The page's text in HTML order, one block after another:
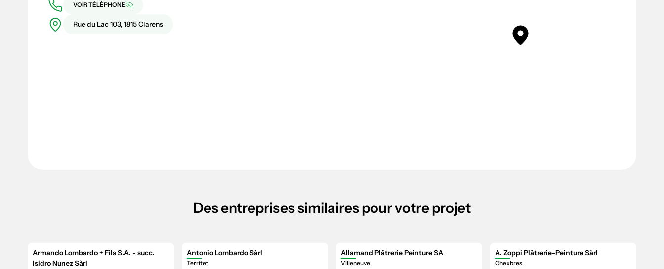
VOIR TÉLÉPHONE
Rue du Lac 103, 1815 Clarens
Des entreprises similaires pour votre projet
Armando Lombardo + Fils S.A. - succ.
Isidro Nunez Sàrl
Antonio Lombardo Sàrl
Territet
Allamand Plâtrerie Peinture SA
Villeneuve
A. Zoppi Plâtrerie-Peinture Sàrl
Chexbres